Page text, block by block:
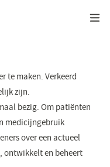
te maken. Verkeerd
zijn.
bezig. Om patiënten
medicijngebruik
over een actueel
ontwikkelt en beheert